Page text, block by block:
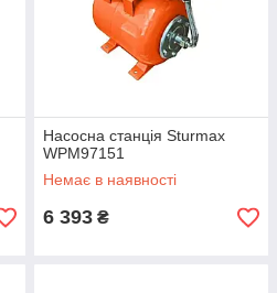
Насосна станція Sturmax
WPM97151
Немає в наявності
6 393 ₴